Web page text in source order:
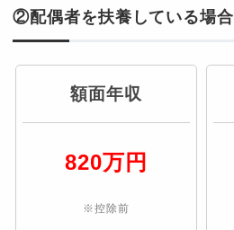
②配偶者を扶養している場合
額面年収
820万円
※控除前